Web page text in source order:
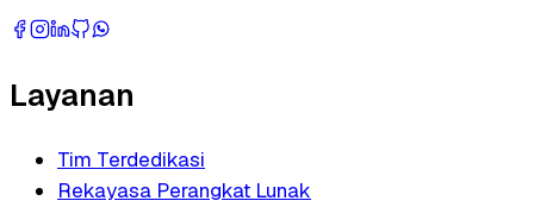
Layanan
Tim Terdedikasi
Rekayasa Perangkat Lunak